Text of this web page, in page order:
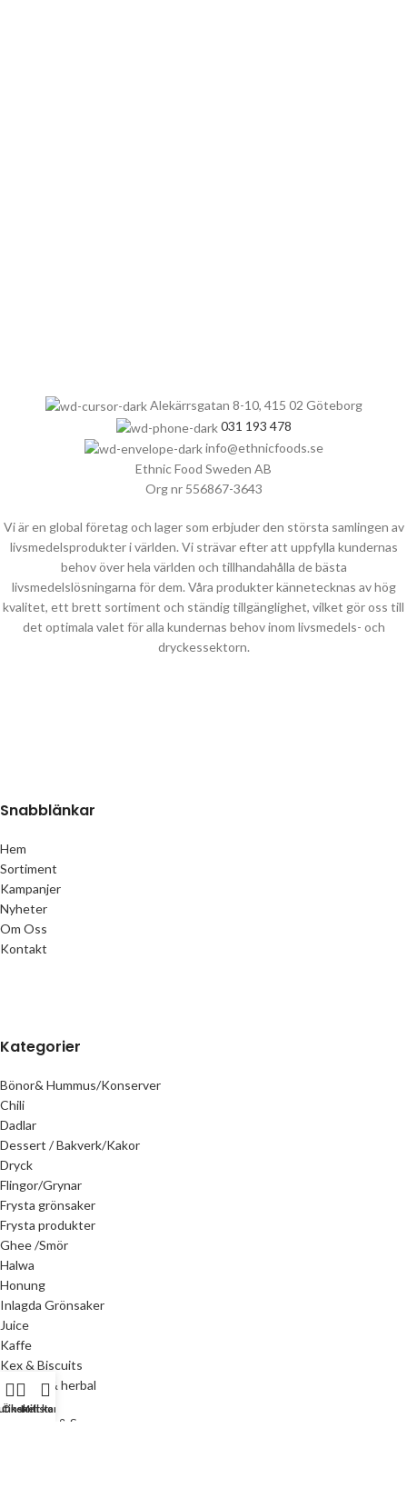
Alekärrsgatan 8-10, 415 02 Göteborg
031 193 478
info@ethnicfoods.se
Ethnic Food Sweden AB
Org nr 556867-3643
Vi är en global företag och lager som erbjuder den största samlingen av
livsmedelsprodukter i världen. Vi strävar efter att uppfylla kundernas
behov över hela världen och tillhandahålla de bästa
livsmedelslösningarna för dem. Våra produkter kännetecknas av hög
kvalitet, ett brett sortiment och ständig tillgänglighet, vilket gör oss till
det optimala valet för alla kundernas behov inom livsmedels- och
dryckessektorn.
Snabblänkar
Hem
Sortiment
Kampanjer
Nyheter
Om Oss
Kontakt
Kategorier
Bönor& Hummus/Konserver
Chili
Dadlar
Dessert / Bakverk/Kakor
Dryck
Flingor/Grynar
Frysta grönsaker
Frysta produkter
Ghee /Smör
Halwa
Honung
Inlagda Grönsaker
Juice
Kaffe
Kex & Biscuits
Kryddor & herbal
Marmelad & Syrap
Önskelista
Mitt konto